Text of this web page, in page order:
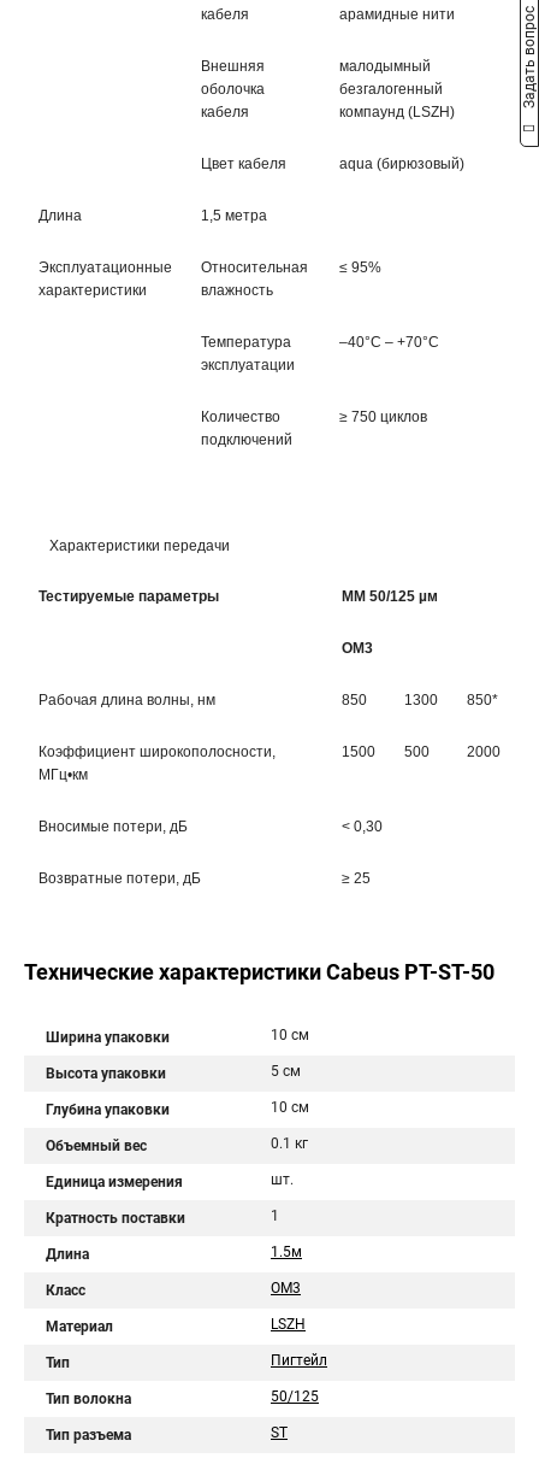
кабеля арамидные нити
Внешняя
оболочка
кабеля
малодымный
безгалогенный
компаунд (LSZH)
Цвет кабеля aqua (бирюзовый)
Длина 1,5 метра
Эксплуатационные
характеристики
Относительная
влажность
≤ 95%
Температура
эксплуатации
–40°C – +70°C
Количество
подключений
≥ 750 циклов
Характеристики передачи
Тестируемые параметры MM 50/125 µм
OM3
Рабочая длина волны, нм 850 1300 850*
Коэффициент широкополосности,
МГц•км
1500 500 2000
Вносимые потери, дБ < 0,30
Возвратные потери, дБ ≥ 25
Технические характеристики Cabeus PT-ST-50
Ширина упаковки 10 см
Высота упаковки 5 см
Глубина упаковки 10 см
Объемный вес 0.1 кг
Единица измерения шт.
Кратность поставки 1
Длина 1.5м
Класс OM3
Материал LSZH
Тип Пигтейл
Тип волокна 50/125
Тип разъема ST
Задать вопрос